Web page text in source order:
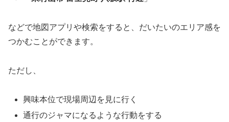
などで地図アプリや検索をすると、だいたいのエリア感を
つかむことができます。
ただし、
興味本位で現場周辺を見に行く
通行のジャマになるような行動をする